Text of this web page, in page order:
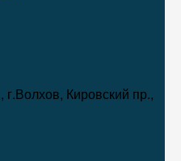
Кировский пр.,